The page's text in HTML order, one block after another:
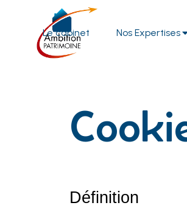
Le cabinet Nos Expertises
Définition